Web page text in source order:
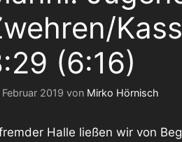
(6:16)
Februar 2019 von Mirko Hörnisch
Halle ließen wir von